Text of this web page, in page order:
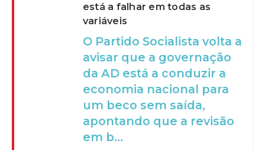
está a falhar em todas as
variáveis
O Partido Socialista volta a
avisar que a governação
da AD está a conduzir a
economia nacional para
um beco sem saída,
apontando que a revisão
em b...